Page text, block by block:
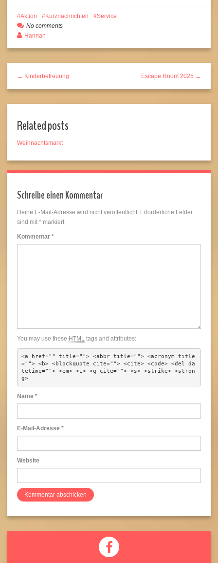
Aktion Kurznachrichten
Service
No comments
Hannah
← Kinderbetreuung Escape Room 2025 →
Related posts
Weihnachtsmarkt
Schreibe einen Kommentar
Deine E-Mail-Adresse wird nicht veröffentlicht. Erforderliche Felder
sind mit* markiert
Kommentar *
You may use these HTML tags and attributes:
<a href="" title=""> <abbr title=""> <acronym title
=""> <b> <blockquote cite=""> <cite> <code> <del da
tetime=""> <em> <i> <q cite=""> <s> <strike> <stron
g>
Name *
E-Mail-Adresse *
Website